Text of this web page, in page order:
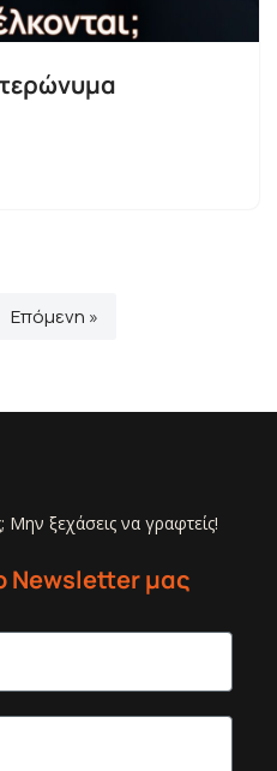
Επόμενη »
Μην ξεχάσεις να γραφτείς!
Newsletter μας